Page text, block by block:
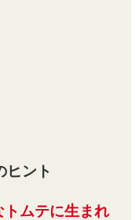
ヒント
ムテに生まれ